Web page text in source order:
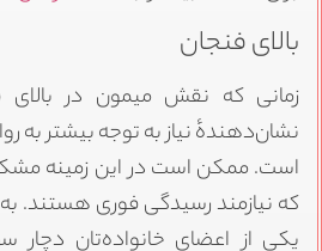
بالای فنجان
زمانی که نقش میمون در
نشان‌دهندهٔ نیاز به توجه بیشتر به
است. ممکن است در این زمینه
که نیازمند رسیدگی فوری هستند. به
یکی از اعضای خانواده‌تان دچار